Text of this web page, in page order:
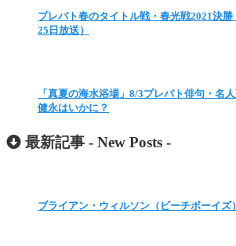
プレバト春のタイトル戦・春光戦2021決
25日放送）
「真夏の海水浴場」8/3プレバト俳句・名
健永はいかに？
最新記事 - New Posts -
ブライアン・ウィルソン（ビーチボーイズ